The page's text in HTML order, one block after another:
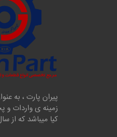
پیران پارت ، به
زمینه ی واردات
کیا میباشد که از سال 97 در این زمینه فعالیت